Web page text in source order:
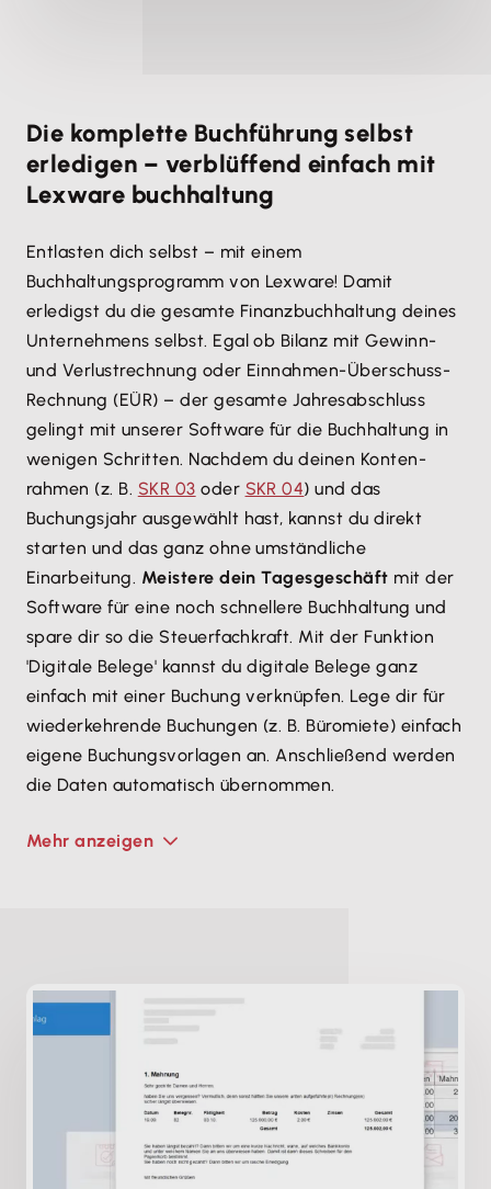
Die komplette Buchführung selbst
erledigen – verblüffend einfach mit
Lexware buchhaltung
Entlasten dich selbst – mit einem
Buchhaltungsprogramm von Lexware! Damit
erledigst du die gesamte Finanzbuchhaltung deines
Unternehmens selbst. Egal ob Bilanz mit Gewinn-
und Verlustrechnung oder Einnahmen-Überschuss-
Rechnung (EÜR) – der gesamte Jahresabschluss
gelingt mit unserer Software für die Buchhaltung in
wenigen Schritten. Nachdem du deinen Konten­
rahmen (z. B. SKR 03 oder SKR 04) und das
Buchungsjahr ausgewählt hast, kannst du direkt
starten und das ganz ohne umständliche
Einarbeitung. Meistere dein Tagesgeschäft mit der
Software für eine noch schnellere Buchhaltung und
spare dir so die Steuerfachkraft. Mit der Funktion
'Digitale Belege' kannst du digitale Belege ganz
einfach mit einer Buchung verknüpfen. Lege dir für
wiederkehrende Buchungen (z. B. Büromiete) einfach
eigene Buchungsvorlagen an. Anschließend werden
die Daten automatisch übernommen.
Mehr anzeigen